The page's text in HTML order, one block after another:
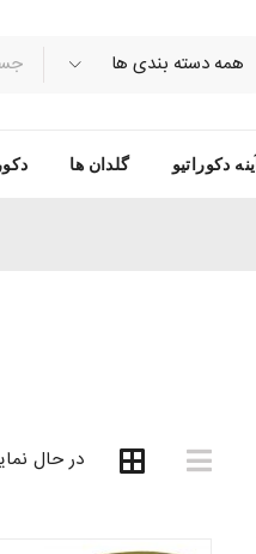
آینه دکوراتیو گلدان ها
در حال